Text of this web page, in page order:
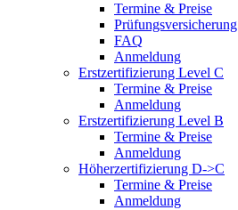
Termine & Preise
Prüfungsversicherung
FAQ
Anmeldung
Erstzertifizierung Level C
Termine & Preise
Anmeldung
Erstzertifizierung Level B
Termine & Preise
Anmeldung
Höherzertifizierung D->C
Termine & Preise
Anmeldung